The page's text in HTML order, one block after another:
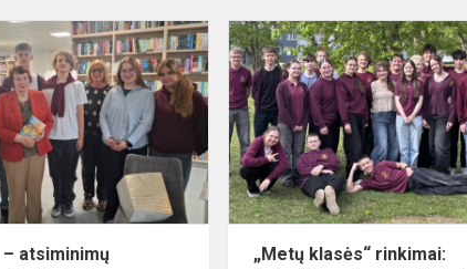
Kūrybinis
–
atsiminimų
rytmetis
„Gimtadienis
su
šypsena“
– atsiminimų
„Metų klasės“ rinkimai: